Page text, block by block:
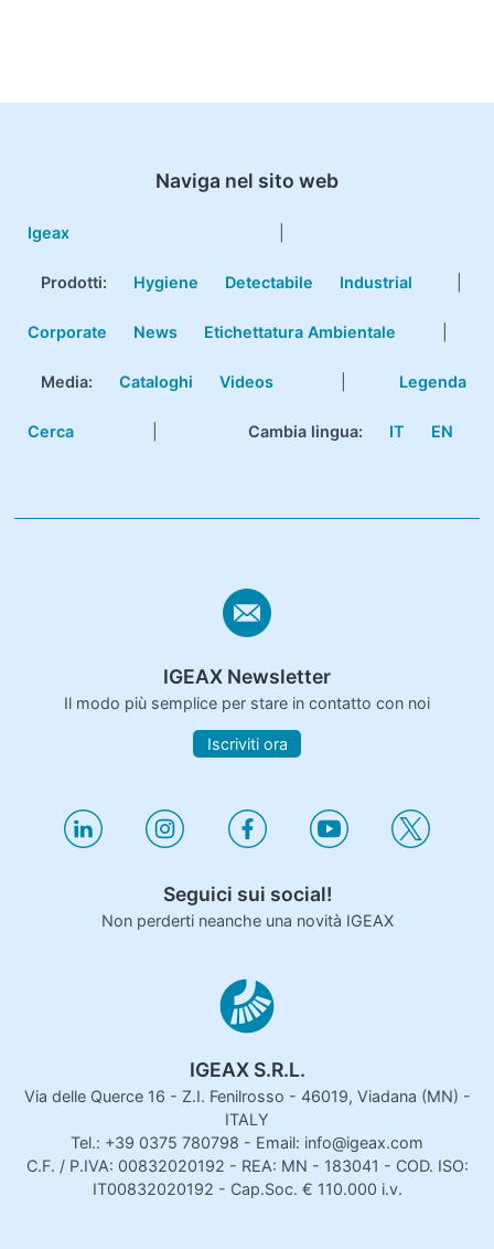
Naviga nel sito web
Igeax
Prodotti: Hygiene Detectabile Industrial
Corporate News Etichettatura Ambientale
Media: Cataloghi Videos Legenda
Cerca Cambia lingua: IT EN
IGEAX Newsletter
Il modo più semplice per stare in contatto con noi
Iscriviti ora
Seguici sui social!
Non perderti neanche una novità IGEAX
IGEAX S.R.L.
Via delle Querce 16 - Z.I. Fenilrosso - 46019, Viadana (MN) -
ITALY
Tel.: +39 0375 780798 - Email: info@igeax.com
C.F. / P.IVA: 00832020192 - REA: MN - 183041 - COD. ISO:
IT00832020192 - Cap.Soc. € 110.000 i.v.